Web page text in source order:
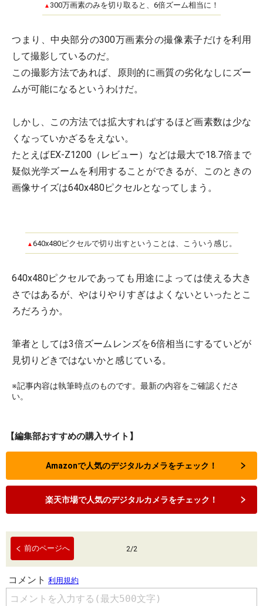
▲ 300万画素のみを切り取ると、6倍ズーム相当に！
つまり、中央部分の300万画素分の撮像素子だけを利用
して撮影しているのだ。
この撮影方法であれば、原則的に画質の劣化なしにズー
ムが可能になるというわけだ。
しかし、この方法では拡大すればするほど画素数は少な
くなっていかざるをえない。
たとえばEX-Z1200（レビュー）などは最大で18.7倍まで
疑似光学ズームを利用することができるが、このときの
画像サイズは640x480ピクセルとなってしまう。
▲640x480ピクセルで切り出すということは、こういう感じ。
640x480ピクセルであっても用途によっては使える大き
さではあるが、やはりやりすぎはよくないといったとこ
ろだろうか。
筆者としては3倍ズームレンズを6倍相当にするていどが
見切りどきではないかと感じている。
※記事内容は執筆時点のものです。最新の内容をご確認くださ
い。
【編集部おすすめの購入サイト】
Amazonで人気のデジタルカメラをチェック！
楽天市場で人気のデジタルカメラをチェック！
前のページへ 2/2